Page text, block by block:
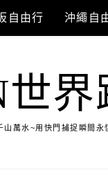
自由行 沖繩自
世界
山萬水~用快門捕捉瞬間永